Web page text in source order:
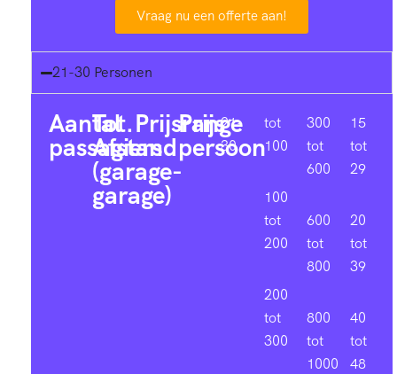
Vraag nu een offerte aan!
21-30 Personen
Aantal
passagiers
Tot.
Afstand
(garage-
garage)
Prijsrange
Prijs
persoon
21-
30
tot
100
100
tot
200
200
tot
300
300
tot
600
600
tot
800
800
tot
1000
15
tot
29
20
tot
39
40
tot
48